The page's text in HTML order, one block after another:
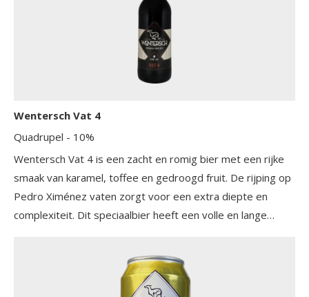
Wentersch Vat 4
Quadrupel - 10%
Wentersch Vat 4 is een zacht en romig bier met een rijke
smaak van karamel, toffee en gedroogd fruit. De rijping op
Pedro Ximénez vaten zorgt voor een extra diepte en
complexiteit. Dit speciaalbier heeft een volle en lange
keuze voor bierliefhebbers die op zoek zijn naar een
unieke en verfijnde smaakervaring.